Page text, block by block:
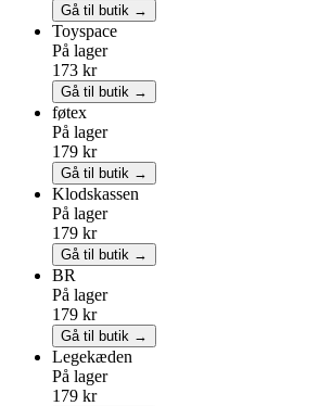
Gå til butik →
Toyspace
På lager
173 kr
Gå til butik →
føtex
På lager
179 kr
Gå til butik →
Klodskassen
På lager
179 kr
Gå til butik →
BR
På lager
179 kr
Gå til butik →
Legekæden
På lager
179 kr